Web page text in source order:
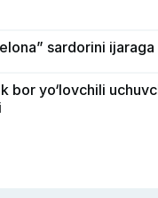
sardorini
bor yo‘lovchili